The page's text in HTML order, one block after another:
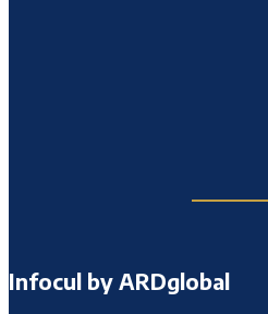
Infocul by ARDglobal